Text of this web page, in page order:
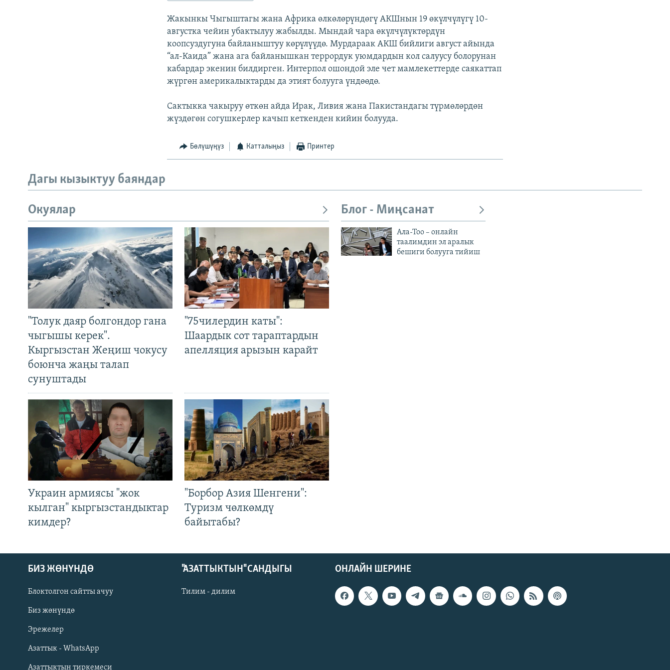
Русский
ОНЛАЙН ШЕРИНЕ
Жакынкы Чыгыштагы жана Африка өлкөлөрүндөгү АКШнын 19 өкүлчүлүгү 10-
августка чейин убактылуу жабылды. Мындай чара өкүлчүлүктөрдүн
коопсуздугуна байланыштуу көрүлүүдө. Мурдараак АКШ бийлиги август айында
“ал-Каида” жана ага байланышкан террордук уюмдардын кол салуусу болорунан
кабардар экенин билдирген. Интерпол ошондой эле чет мамлекеттерде саякаттап
жүргөн америкалыктарды да этият болууга үндөөдө.
Сактыкка чакыруу өткөн айда Ирак, Ливия жана Пакистандагы түрмөлөрдөн
жүздөгөн согушкерлер качып кеткенден кийин болууда.
Бөлүшүңүз Катталыңыз Принтер
Дагы кызыктуу баяндар
Окуялар
"Толук даяр болгондор гана
чыгышы керек".
Кыргызстан Жеңиш чокусу
боюнча жаңы талап
сунуштады
"75чилердин каты":
Шаардык сот тараптардын
апелляция арызын карайт
Украин армиясы "жок
кылган" кыргызстандыктар
кимдер?
"Борбор Азия Шенгени":
Туризм чөлкөмдү
байытабы?
Блог - Миңсанат
Ала-Тоо – онлайн
таалимдин эл аралык
бешиги болууга тийиш
ОНЛАЙН ШЕРИНЕ
БИЗ ЖӨНҮНДӨ
Блоктолгон сайтты ачуу
Биз жөнүндө
Эрежелер
Азаттык - WhatsApp
Азаттыктын тиркемеси
"АЗАТТЫКТЫН" САНДЫГЫ
Тилим - дилим